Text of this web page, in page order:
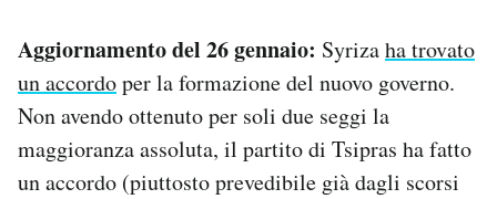
SHOP
CALENDARIO
Aggiornamento del 26 gennaio: Syrizaha trovato
un accordoper la formazione del nuovo governo.
Non avendo ottenuto per soli due seggi la
maggioranza assoluta, il partito di Tsipras ha fatto
un accordo (piuttosto prevedibile già dagli scorsi